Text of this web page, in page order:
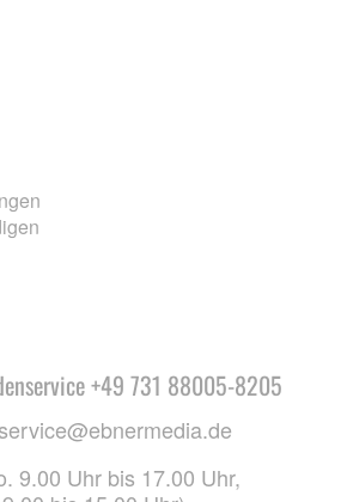
+49 731 88005-8205
9.00 Uhr bis 17.00 Uhr,